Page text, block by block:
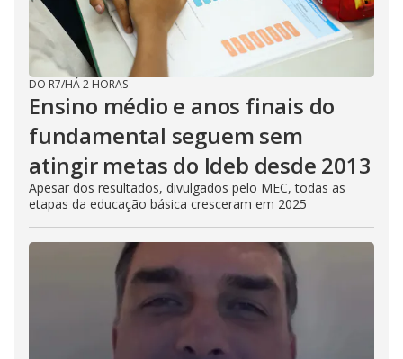
DO R7/HÁ 2 HORAS
Ensino médio e anos finais do
fundamental seguem sem
atingir metas do Ideb desde 2013
Apesar dos resultados, divulgados pelo MEC, todas as
etapas da educação básica cresceram em 2025